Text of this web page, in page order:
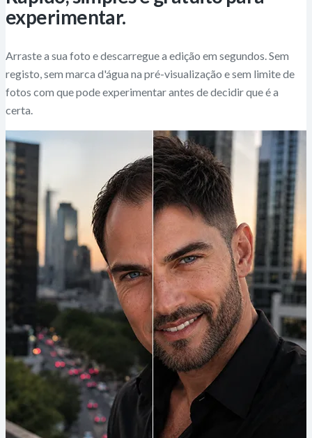
experimentar.
Arraste a sua foto e descarregue a edição em segundos. Sem
registo, sem marca d'água na pré-visualização e sem limite de
fotos com que pode experimentar antes de decidir que é a
certa.